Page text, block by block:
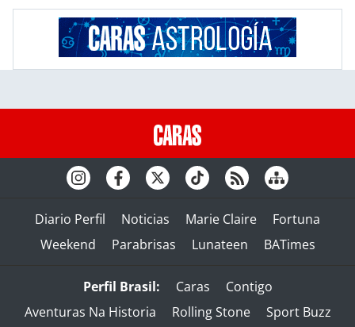
Diario Perfil Noticias Marie Claire
Fortuna
Weekend
Parabrisas Lunateen BATimes
Perfil Brasil: Caras
Contigo
Aventuras Na Historia
Rolling Stone Sport Buzz